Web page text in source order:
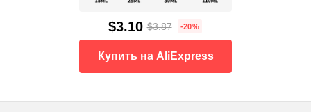
$3.10 $3.87 -20%
Купить на AliExpress